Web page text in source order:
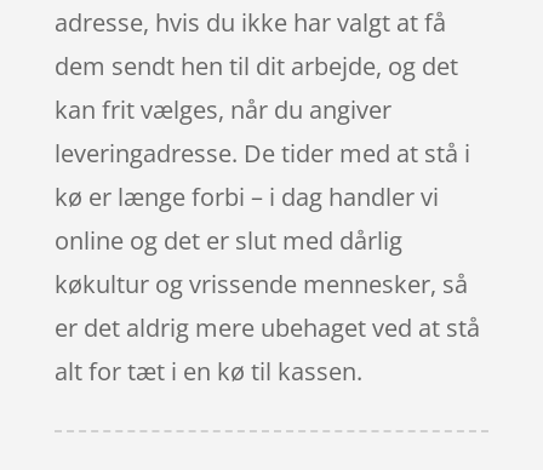
adresse, hvis du ikke har valgt at få
dem sendt hen til dit arbejde, og det
kan frit vælges, når du angiver
leveringadresse. De tider med at stå i
kø er længe forbi – i dag handler vi
online og det er slut med dårlig
køkultur og vrissende mennesker, så
er det aldrig mere ubehaget ved at stå
alt for tæt i en kø til kassen.